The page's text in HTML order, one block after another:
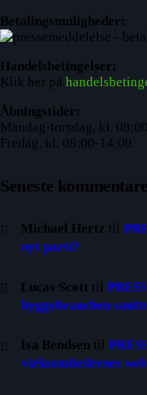
Betalingsmuligheder:
Handelsbetingelser:
Klik her på
Åbningstider:
Mandag-torsdag, kl.
Fredag, kl. 08:00-14:00.
Seneste
Michael Hertz til
nyt parti?
Lucas Scott til
byggebranchen
Isa Bendsen til
virksomhedernes